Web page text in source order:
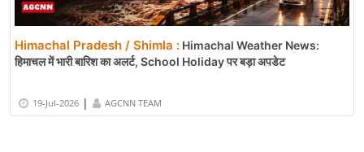
Himachal Pradesh / Shimla : Himachal Weather News:
हिमाचल में भारी बारिश का अलर्ट, School Holiday पर बड़ा अपडेट
19-Jul-2026 | AGCNN TEAM